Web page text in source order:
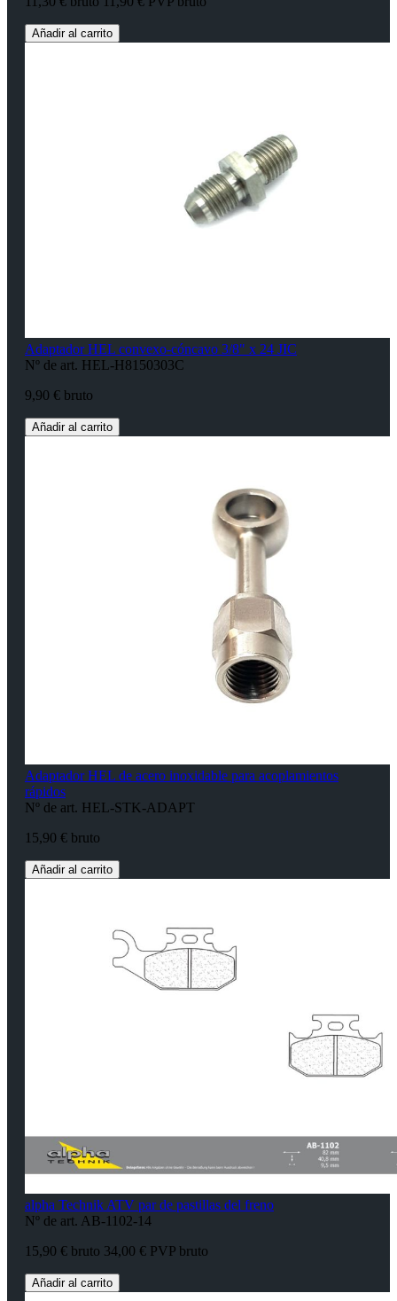
Añadir al carrito
Adaptador HEL convexo-cóncavo 3/8" x 24 JIC
Nº de art. HEL-H8150303C
9,90 € bruto
Añadir al carrito
Adaptador HEL de acero inoxidable para acoplamientos
rápidos
Nº de art. HEL-STK-ADAPT
15,90 € bruto
Añadir al carrito
alpha Technik ATV par de pastillas del freno
Nº de art. AB-1102-14
15,90 € bruto 34,00 € PVP bruto
Añadir al carrito